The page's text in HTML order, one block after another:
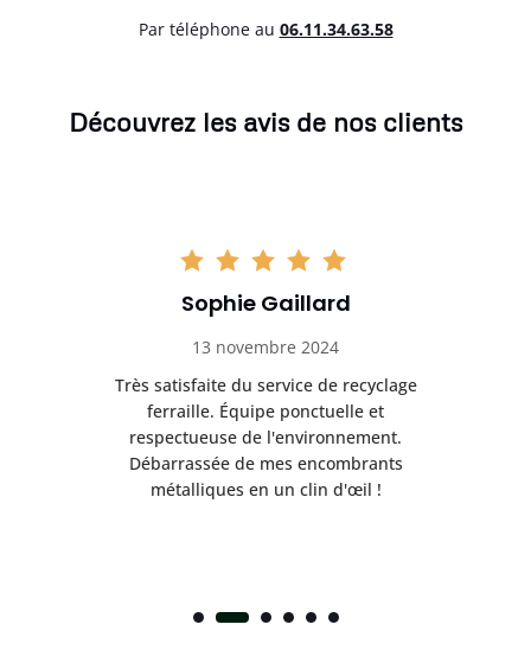
Par téléphone au 06.11.34.63.58
Découvrez les avis de nos clients
Sophie Gaillard
13 novembre 2024
Très satisfaite du service de recyclage
ferraille. Équipe ponctuelle et
respectueuse de l'environnement.
Débarrassée de mes encombrants
métalliques en un clin d'œil !